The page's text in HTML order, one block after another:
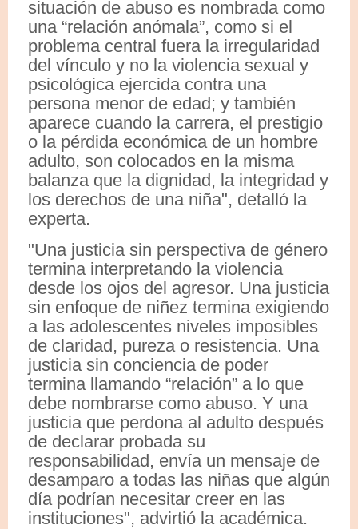
situación de abuso es nombrada como
una “relación anómala”, como si el
problema central fuera la irregularidad
del vínculo y no la violencia sexual y
psicológica ejercida contra una
persona menor de edad; y también
aparece cuando la carrera, el prestigio
o la pérdida económica de un hombre
adulto, son colocados en la misma
balanza que la dignidad, la integridad y
los derechos de una niña", detalló la
experta.
"Una justicia sin perspectiva de género
termina interpretando la violencia
desde los ojos del agresor. Una justicia
sin enfoque de niñez termina exigiendo
a las adolescentes niveles imposibles
de claridad, pureza o resistencia. Una
justicia sin conciencia de poder
termina llamando “relación” a lo que
debe nombrarse como abuso. Y una
justicia que perdona al adulto después
de declarar probada su
responsabilidad, envía un mensaje de
desamparo a todas las niñas que algún
día podrían necesitar creer en las
instituciones", advirtió la académica.